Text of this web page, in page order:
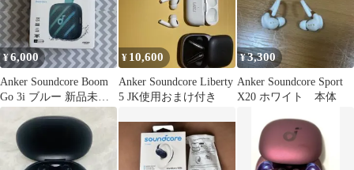
¥6,000
Anker Soundcore Boom
Go 3i ブルー 新品未開
封
¥ 10,600
Anker Soundcore Liberty
5 JK使用おまけ付き
¥3,300
Anker Soundcore Sport
X20 ホワイト 本体